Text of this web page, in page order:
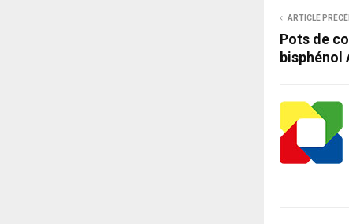
ARTICLE
Pots de
bisphénol